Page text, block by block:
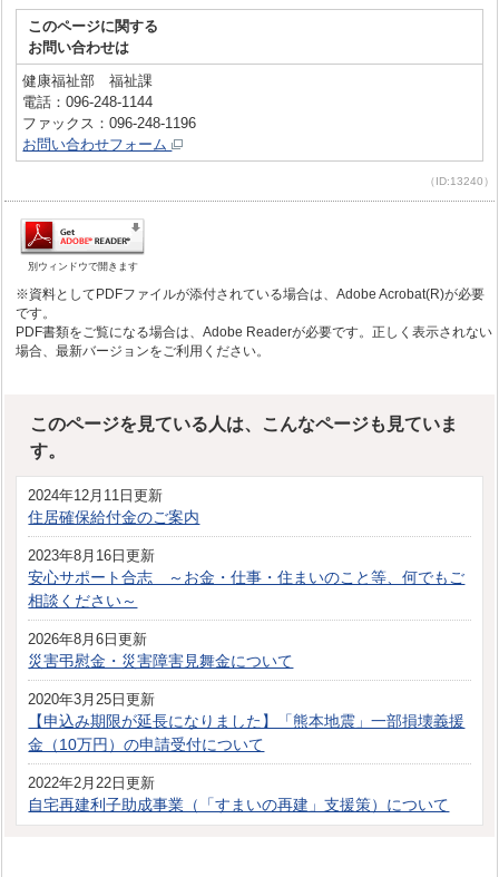
このページに関する
お問い合わせは
健康福祉部 福祉課
電話：096-248-1144
ファックス：096-248-1196
お問い合わせフォーム
（ID:13240）
別ウィンドウで開きます
※資料としてPDFファイルが添付されている場合は、Adobe Acrobat(R)が必要
です。
PDF書類をご覧になる場合は、Adobe Readerが必要です。正しく表示されない
場合、最新バージョンをご利用ください。
このページを見ている人は、こんなページも見ていま
す。
2024年12月11日更新
住居確保給付金のご案内
2023年8月16日更新
安心サポート合志 ～お金・仕事・住まいのこと等、何でもご
相談ください～
2026年8月6日更新
災害弔慰金・災害障害見舞金について
2020年3月25日更新
【申込み期限が延長になりました】「熊本地震」一部損壊義援
金（10万円）の申請受付について
2022年2月22日更新
自宅再建利子助成事業（「すまいの再建」支援策）について